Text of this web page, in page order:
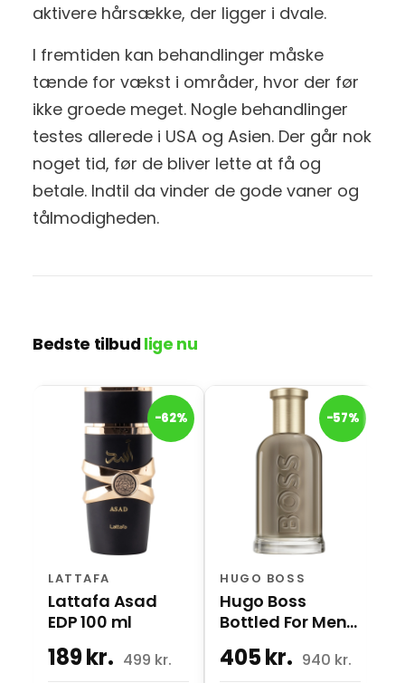
aktivere hårsække, der ligger i dvale.
I fremtiden kan behandlinger måske
tænde for vækst i områder, hvor der før
ikke groede meget. Nogle behandlinger
testes allerede i USA og Asien. Der går nok
noget tid, før de bliver lette at få og
betale. Indtil da vinder de gode vaner og
tålmodigheden.
Bedste tilbud lige nu
-62%
LATTAFA
Lattafa Asad
EDP 100 ml
189 kr. 499 kr.
-57%
HUGO BOSS
Hugo Boss
Bottled For Men
405 kr. 940 kr.